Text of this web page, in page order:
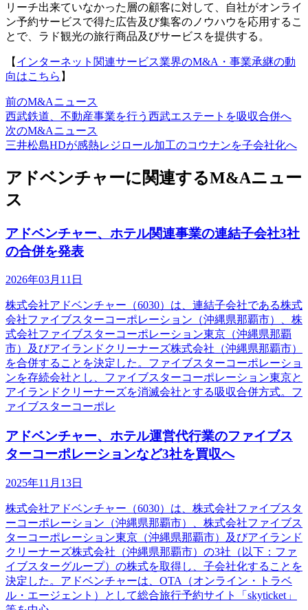
リーチ出来ていなかった層の顧客に対して、自社がオンライ
ン予約サービスで得た広告及び集客のノウハウを応用するこ
とで、ラド観光の旅行商品及びサービスを提供する。
【 インターネット関連サービス業界のM&A・事業承継の動
向はこちら 】
前のM&Aニュース
西武鉄道、不動産事業を行う西武エステートを吸収合併へ
次のM&Aニュース
三井松島HDが感熱レジロール加工のコウナンを子会社化へ
アドベンチャーに関連するM&Aニュー
ス
アドベンチャー、ホテル関連事業の連結子会社3社
の合併を発表
2026年03月11日
株式会社アドベンチャー（6030）は、連結子会社である株式
会社ファイブスターコーポレーション（沖縄県那覇市）、株
式会社ファイブスターコーポレーション東京（沖縄県那覇
市）及びアイランドクリーナーズ株式会社（沖縄県那覇市）
を合併することを決定した。ファイブスターコーポレーショ
ンを存続会社とし、ファイブスターコーポレーション東京と
アイランドクリーナーズを消滅会社とする吸収合併方式。フ
ァイブスターコーポレ
アドベンチャー、ホテル運営代行業のファイブス
ターコーポレーションなど3社を買収へ
2025年11月13日
株式会社アドベンチャー（6030）は、株式会社ファイブスタ
ーコーポレーション（沖縄県那覇市）、株式会社ファイブス
ターコーポレーション東京（沖縄県那覇市）及びアイランド
クリーナーズ株式会社（沖縄県那覇市）の3社（以下：ファ
イブスターグループ）の株式を取得し、子会社化することを
決定した。アドベンチャーは、OTA（オンライン・トラベ
ル・エージェント）として総合旅行予約サイト「skyticket」